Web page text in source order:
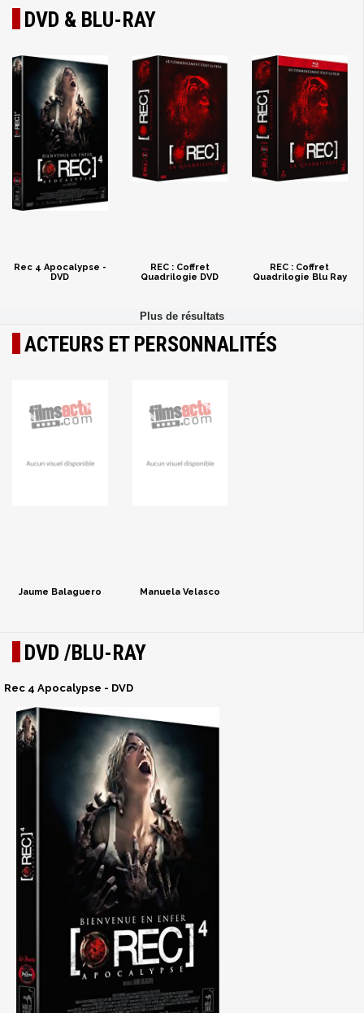
DVD & BLU-RAY
Rec 4 Apocalypse -
DVD
REC : Coffret
Quadrilogie DVD
REC : Coffret
Quadrilogie Blu Ray
ACTEURS ET PERSONNALITÉS
Jaume Balaguero Manuela Velasco
DVD /BLU-RAY
Rec 4 Apocalypse - DVD